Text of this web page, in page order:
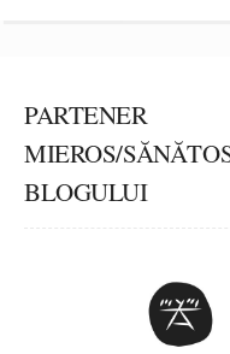
PARTENER
MIEROS/
BLOGULUI